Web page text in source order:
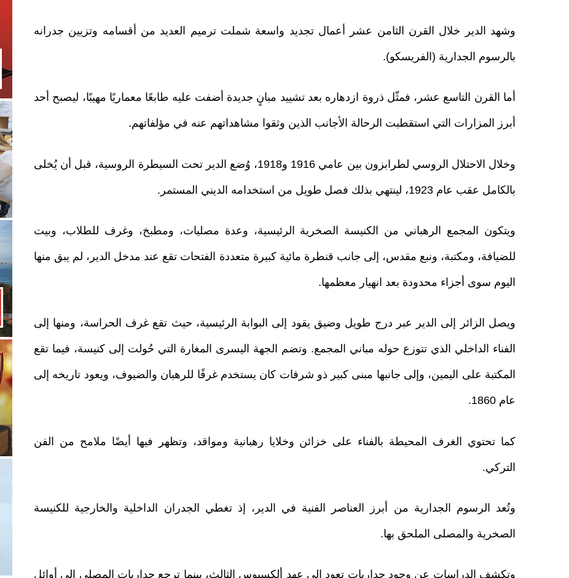
وشهد الدير خلال القرن الثامن عشر أعمال تجديد واسعة شملت ترميم العديد من أقسامه وتزيين جدرانه
بالرسوم الجدارية (الفريسكو).
أما القرن التاسع عشر، فمثّل ذروة ازدهاره بعد تشييد مبانٍ جديدة أضفت عليه طابعًا معماريًا مهيبًا، ليصبح أحد
أبرز المزارات التي استقطبت الرحالة الأجانب الذين وثقوا مشاهداتهم عنه في مؤلفاتهم.
وخلال الاحتلال الروسي لطرابزون بين عامي 1916 و1918، وُضع الدير تحت السيطرة الروسية، قبل أن يُخلى
بالكامل عقب عام 1923، لينتهي بذلك فصل طويل من استخدامه الديني المستمر.
ويتكون المجمع الرهباني من الكنيسة الصخرية الرئيسية، وعدة مصليات، ومطبخ، وغرف للطلاب، وبيت
للضيافة، ومكتبة، ونبع مقدس، إلى جانب قنطرة مائية كبيرة متعددة الفتحات تقع عند مدخل الدير، لم يبق منها
اليوم سوى أجزاء محدودة بعد انهيار معظمها.
ويصل الزائر إلى الدير عبر درج طويل وضيق يقود إلى البوابة الرئيسية، حيث تقع غرف الحراسة، ومنها إلى
الفناء الداخلي الذي تتوزع حوله مباني المجمع. وتضم الجهة اليسرى المغارة التي حُولت إلى كنيسة، فيما تقع
المكتبة على اليمين، وإلى جانبها مبنى كبير ذو شرفات كان يستخدم غرفًا للرهبان والضيوف، ويعود تاريخه إلى
عام 1860.
كما تحتوي الغرف المحيطة بالفناء على خزائن وخلايا رهبانية ومواقد، وتظهر فيها أيضًا ملامح من الفن
التركي.
وتُعد الرسوم الجدارية من أبرز العناصر الفنية في الدير، إذ تغطي الجدران الداخلية والخارجية للكنيسة
الصخرية والمصلى الملحق بها.
وتكشف الدراسات عن وجود جداريات تعود إلى عهد ألكسيوس الثالث، بينما ترجع جداريات المصلى إلى أوائل